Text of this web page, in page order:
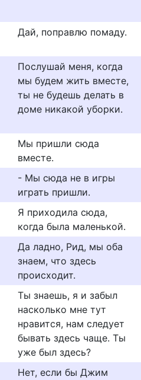
Дай, поправлю помаду.
Послушай меня, когда
мы будем жить вместе,
ты не будешь делать в
доме никакой уборки.
Мы пришли сюда
вместе.
- Мы сюда не в игры
играть пришли.
Я приходила сюда,
когда была маленькой.
Да ладно, Рид, мы оба
знаем, что здесь
происходит.
Ты знаешь, я и забыл
насколько мне тут
нравится, нам следует
бывать здесь чаще. Ты
уже был здесь?
Нет, если бы Джим